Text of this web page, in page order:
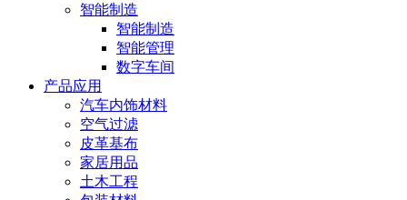
智能制造
智能制造
智能管理
数字车间
产品应用
汽车内饰材料
空气过滤
皮革基布
家居用品
土木工程